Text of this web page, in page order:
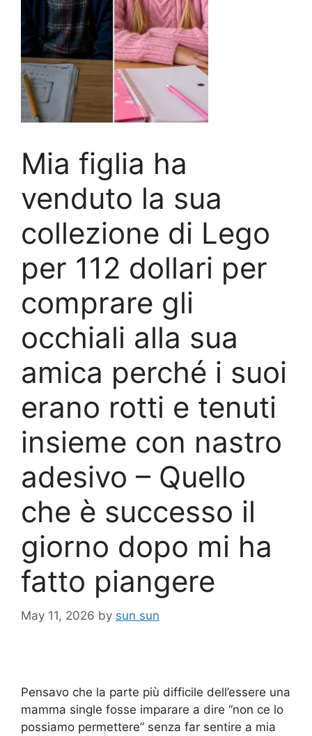
Mia figlia ha
venduto la sua
collezione di Lego
per 112 dollari per
comprare gli
occhiali alla sua
amica perché i suoi
erano rotti e tenuti
insieme con nastro
adesivo – Quello
che è successo il
giorno dopo mi ha
fatto piangere
May 11, 2026 by sun sun
Pensavo che la parte più difficile dell’essere una
mamma single fosse imparare a dire “non ce lo
possiamo permettere” senza far sentire a mia